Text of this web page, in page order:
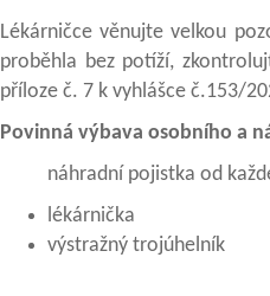
Lékárničce věnujte velkou
proběhla bez potíží,
příloze č. 7 k vyhlášce č.153/
Povinná výbava osobního a
náhradní pojistka od
lékárnička
výstražný trojúhelník